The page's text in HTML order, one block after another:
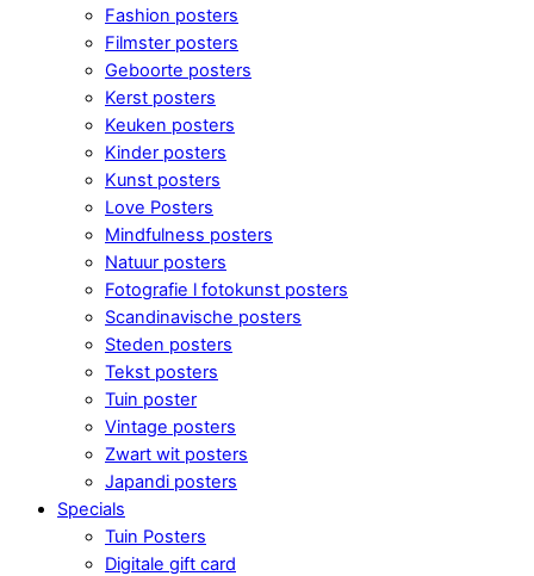
Fashion posters
Filmster posters
Geboorte posters
Kerst posters
Keuken posters
Kinder posters
Kunst posters
Love Posters
Mindfulness posters
Natuur posters
Fotografie l fotokunst posters
Scandinavische posters
Steden posters
Tekst posters
Tuin poster
Vintage posters
Zwart wit posters
Japandi posters
Specials
Tuin Posters
Digitale gift card